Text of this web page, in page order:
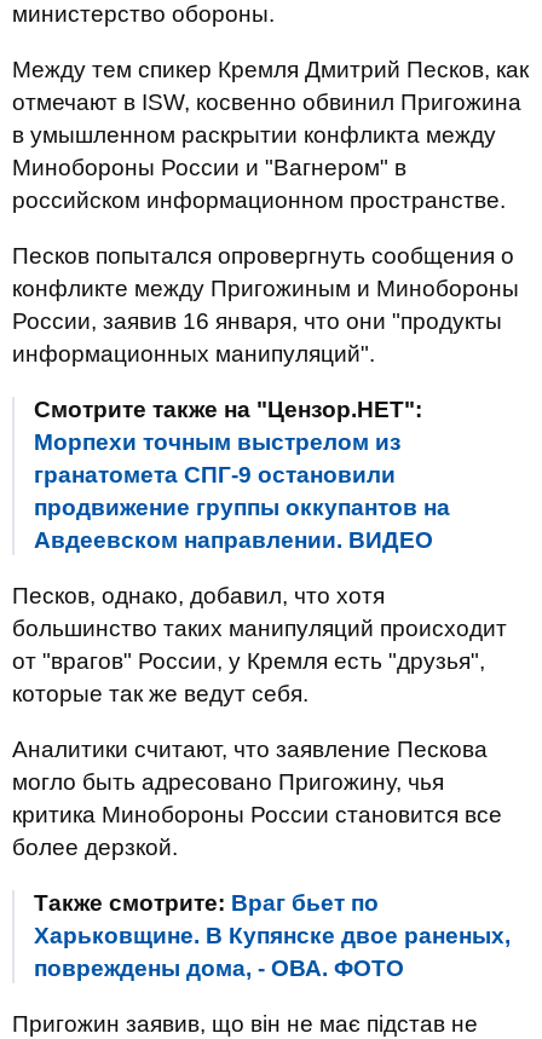
министерство обороны.
Между тем спикер Кремля Дмитрий Песков, как
отмечают в ISW, косвенно обвинил Пригожина
в умышленном раскрытии конфликта между
Минобороны России и "Вагнером" в
российском информационном пространстве.
Песков попытался опровергнуть сообщения о
конфликте между Пригожиным и Минобороны
России, заявив 16 января, что они "продукты
информационных манипуляций".
Смотрите также на "Цензор.НЕТ":
Морпехи точным выстрелом из
гранатомета СПГ-9 остановили
продвижение группы оккупантов на
Авдеевском направлении. ВИДЕО
Песков, однако, добавил, что хотя
большинство таких манипуляций происходит
от "врагов" России, у Кремля есть "друзья",
которые так же ведут себя.
Аналитики считают, что заявление Пескова
могло быть адресовано Пригожину, чья
критика Минобороны России становится все
более дерзкой.
Также смотрите: Враг бьет по
Харьковщине. В Купянске двое раненых,
повреждены дома, - ОВА. ФОТО
Пригожин заявив, що він не має підстав не